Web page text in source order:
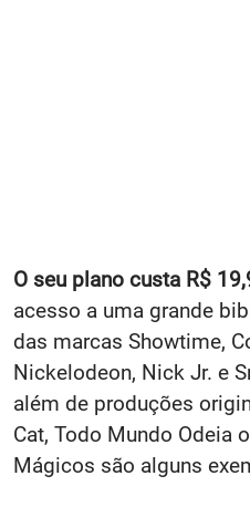
O seu plano custa R$
acesso a uma grande
das marcas Showtime,
Nickelodeon, Nick Jr. e
além de produções
Cat, Todo Mundo Odeia
Mágicos são alguns